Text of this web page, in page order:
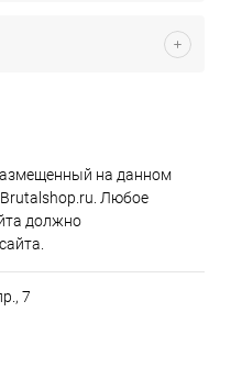
на данном
Brutalshop.ru. Любое
должно
7